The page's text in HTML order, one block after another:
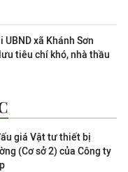
xã Khánh Sơn
tiêu chí khó, nhà thầu
giá Vật tư thiết bị
(Cơ sở 2) của Công ty